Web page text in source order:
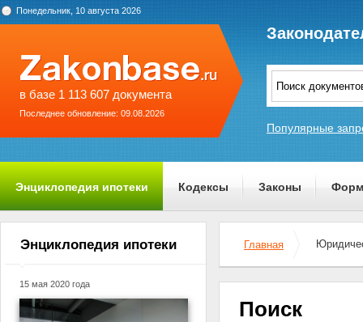
Понедельник, 10 августа 2026
в базе 1 113 607 документа
Последнее обновление: 09.08.2026
Популярные
Энциклопедия ипотеки Кодексы Законы
О проекте
Энциклопедия ипотеки
15 мая 2020 года
Главная
Поиск